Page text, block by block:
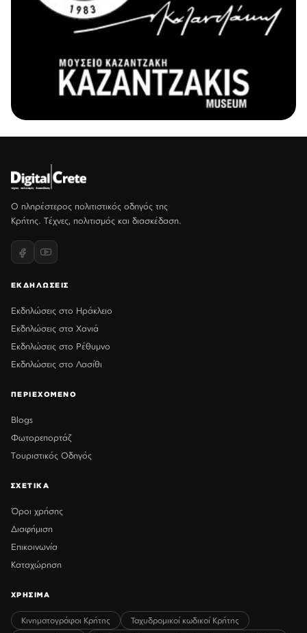
Ο πληρέστερος πολιτιστικός οδηγός της
Κρήτης. Τέχνες, πολιτισμός και διασκέδαση.
ΕΚΔΗΛΩΣΕΙΣ
Εκδηλώσεις στο Ηράκλειο
Εκδηλώσεις στα Χανιά
Εκδηλώσεις στο Ρέθυμνο
Εκδηλώσεις στο Λασίθι
ΠΕΡΙΕΧΟΜΕΝΟ
Blogs
Φωτορεπορτάζ
Τουριστικός Οδηγός
ΣΧΕΤΙΚΑ
Όροι χρήσης
Διαφήμιση
Επικοινωνία
Καταχώρηση
ΧΡΗΣΙΜΑ
Κινηματογράφοι Κρήτης
Ταχυδρομικοί κωδικοί Κρήτης